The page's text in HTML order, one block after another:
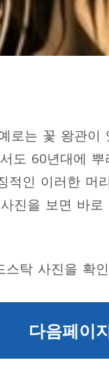
로는 꽃 왕관이
도 60년대에
적인 이러한 머
진을 보면 바로
탁 사진을 확
다음페이